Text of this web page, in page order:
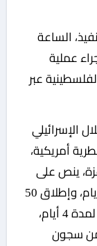
الساعة
عملية
عبر
الإسرائيلي
أمريكية،
ينص على
وقف إطلاق النار في القطاع لمدة أربعة أيام، وإطلاق 50
محتجزًا لدى الفصائل مقابل وقف القتال لمدة 4 أيام،
من سجون